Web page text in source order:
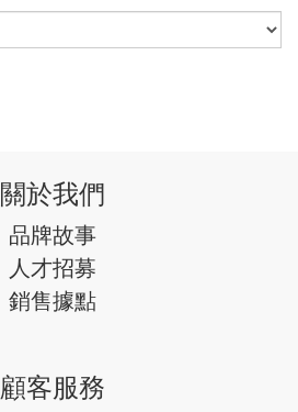
關於我們
品牌故事
人才招募
銷售據點
顧客服務